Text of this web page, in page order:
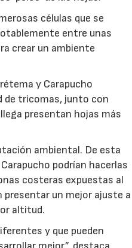
células que se
entre unas
crear un ambiente
y Carapucho
de tricomas, junto con
presentan hojas más
ambiental. De esta
podrían hacerlas
costeras expuestas al
presentar un mejor ajuste a
altitud.
y que pueden